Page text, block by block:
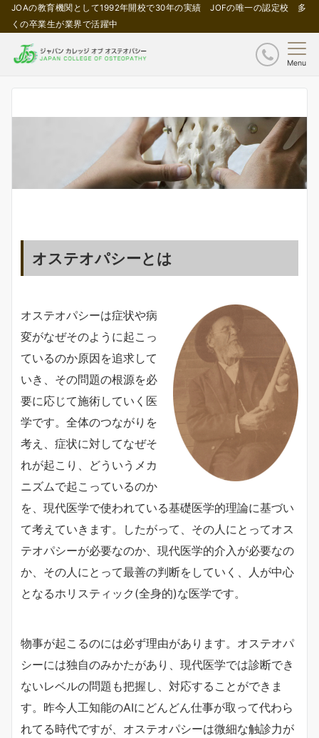
JOAの教育機関として1992年開校で30年の実績 JOFの唯一の認定校 多
くの卒業生が業界で活躍中
Menu
オステオパシーとは
オステオパシーは症状や病
変がなぜそのように起こっ
ているのか原因を追求して
いき、その問題の根源を必
要に応じて施術していく医
学です。全体のつながりを
考え、症状に対してなぜそ
れが起こり、どういうメカ
ニズムで起こっているのか
を、現代医学で使われている基礎医学的理論に基づい
て考えていきます。したがって、その人にとってオス
テオパシーが必要なのか、現代医学的介入が必要なの
か、その人にとって最善の判断をしていく、人が中心
となるホリスティック(全身的)な医学です。
物事が起こるのには必ず理由があります。オステオパ
シーには独自のみかたがあり、現代医学では診断でき
ないレベルの問題も把握し、対応することができま
す。昨今人工知能のAIにどんどん仕事が取って代わら
れてる時代ですが、オステオパシーは微細な触診力が